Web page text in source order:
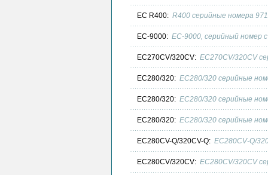
EC R400: R400 серийные номера
EC-9000: EC-9000, серийный номер
EC270CV/320CV: EC270CV/320CV
EC280/320: EC280/320 серийные
EC280/320: EC280/320 серийные
EC280/320: EC280/320 серийные
EC280CV-Q/320CV-Q: EC280CV-Q/
EC280CV/320CV: EC280CV/320CV